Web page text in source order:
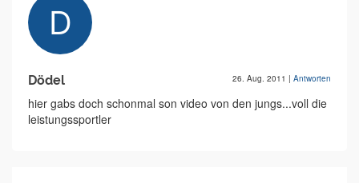
Dödel 26. Aug. 2011 | Antworten
hier gabs doch schonmal son video von den jungs...voll die
leistungssportler